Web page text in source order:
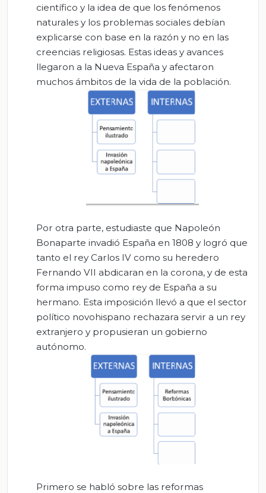
científico y la idea de que los fenómenos
naturales y los problemas sociales debían
explicarse con base en la razón y no en las
creencias religiosas. Estas ideas y avances
llegaron a la Nueva España y afectaron
muchos ámbitos de la vida de la población.
Por otra parte, estudiaste que Napoleón
Bonaparte invadió España en 1808 y logró que
tanto el rey Carlos IV como su heredero
Fernando VII abdicaran en la corona, y de esta
forma impuso como rey de España a su
hermano. Esta imposición llevó a que el sector
político novohispano rechazara servir a un rey
extranjero y propusieran un gobierno
autónomo.
Primero se habló sobre las reformas